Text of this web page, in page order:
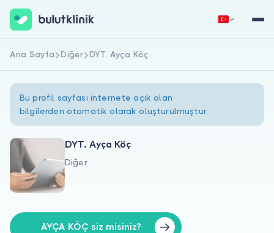
Hakkımızda
Doktorlar için
Hemen Kaydol
Ana Sayfa Diğer DYT. Ayça Köç
Bu profil sayfası internete açık olan
bilgilerden otomatik olarak oluşturulmuştur.
DYT. Ayça Köç
Diğer
AYÇA KÖÇ siz misiniz?